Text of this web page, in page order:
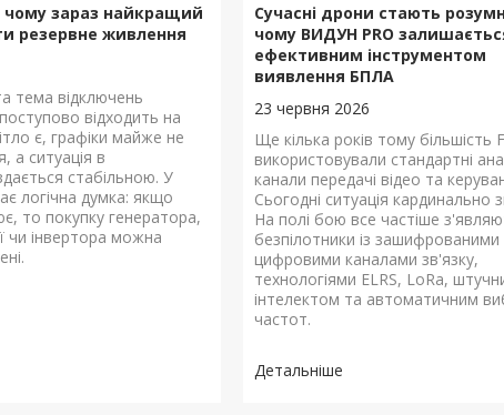
чому зараз найкращий
резервне живлення
тема відключень
відходить на
є, графіки майже не
а ситуація в
стабільною. У
логічна думка: якщо
то покупку генератора,
чи інвертора можна
Сучасні дрони стають
чому ВИДУН PRO
ефективним інструментом
виявлення БПЛА
23 червня 2026
Ще кілька років тому більшість
використовували стандартні
канали передачі відео та
Сьогодні ситуація кардинально
На полі бою все частіше
безпілотники із зашифрованими
цифровими каналами зв'язку,
технологіями ELRS, LoRa,
інтелектом та автоматичним
частот.